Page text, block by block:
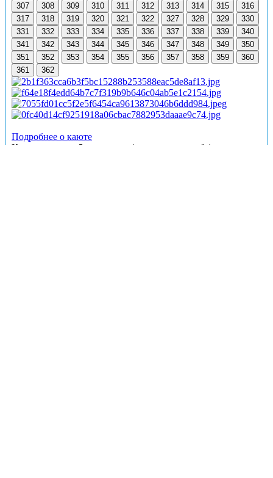
307
308 309 310 311 312 313 314 315
316
317
318 319 320 321 322 327 328 329
330
331
332 333 334 335 336 337 338 339
340
341
342 343 344 345 346 347 348 349
350
351
352 353 354 355 356 357 358 359
360
361
362
Подробнее о каюте
К категории 2-местная (средняя палуба)